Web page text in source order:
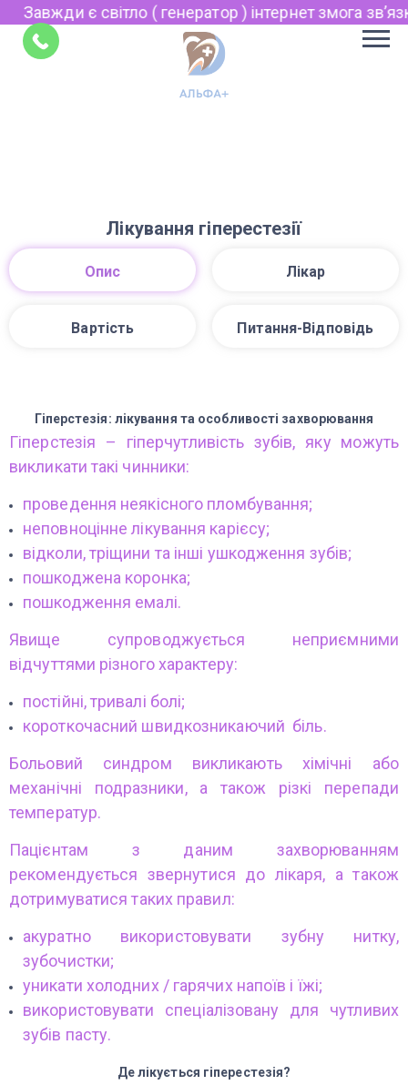
Завжди є світло ( генератор ) інтернет змога
Лікування гіперестезії
Опис Лікар
Вартість Питання-Відповідь
Гіперстезія: лікування та особливості захворювання
Гіперстезія – гіперчутливість зубів, яку можуть
викликати такі чинники:
проведення неякісного пломбування;
неповноцінне лікування карієсу;
відколи, тріщини та інші ушкодження зубів;
пошкоджена коронка;
пошкодження емалі.
Явище супроводжується неприємними
відчуттями різного характеру:
постійні, тривалі болі;
короткочасний швидкозникаючий біль.
Больовий синдром викликають хімічні або
механічні подразники, а також різкі перепади
температур.
Пацієнтам з даним захворюванням
рекомендується звернутися до лікаря, а також
дотримуватися таких правил:
акуратно використовувати зубну нитку,
зубочистки;
уникати холодних / гарячих напоїв і їжі;
використовувати спеціалізовану для чутливих
зубів пасту.
Де лікується гіперестезія?